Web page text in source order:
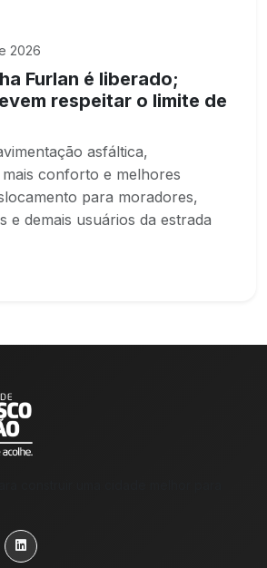
2026
Furlan é liberado;
respeitar o limite de
asfáltica,
conforto e melhores
para moradores,
e demais usuários da estrada